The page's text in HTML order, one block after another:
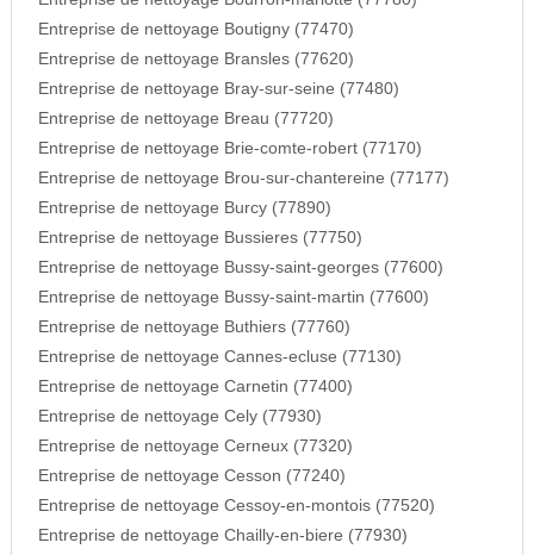
Entreprise de nettoyage Boutigny (77470)
Entreprise de nettoyage Bransles (77620)
Entreprise de nettoyage Bray-sur-seine (77480)
Entreprise de nettoyage Breau (77720)
Entreprise de nettoyage Brie-comte-robert (77170)
Entreprise de nettoyage Brou-sur-chantereine (77177)
Entreprise de nettoyage Burcy (77890)
Entreprise de nettoyage Bussieres (77750)
Entreprise de nettoyage Bussy-saint-georges (77600)
Entreprise de nettoyage Bussy-saint-martin (77600)
Entreprise de nettoyage Buthiers (77760)
Entreprise de nettoyage Cannes-ecluse (77130)
Entreprise de nettoyage Carnetin (77400)
Entreprise de nettoyage Cely (77930)
Entreprise de nettoyage Cerneux (77320)
Entreprise de nettoyage Cesson (77240)
Entreprise de nettoyage Cessoy-en-montois (77520)
Entreprise de nettoyage Chailly-en-biere (77930)